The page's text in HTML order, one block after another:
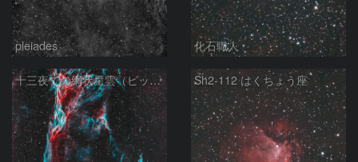
pleiades 化石職人
十三夜での網状星雲（ピッカリングの三角） Sh2-112 はくちょう座